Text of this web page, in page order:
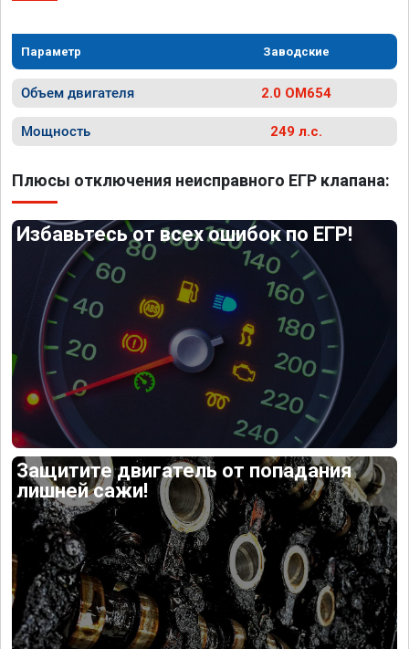
Параметр Заводские
Объем двигателя 2.0 OM654
Мощность 249 л.с.
Плюсы отключения неисправного ЕГР клапана:
Избавьтесь от всех ошибок по ЕГР!
Защитите двигатель от попадания
лишней сажи!